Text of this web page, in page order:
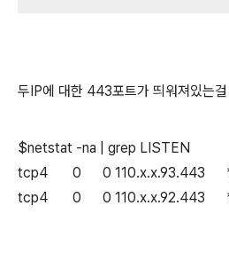
두IP에 대한 443포트가 띄워져있는
$netstat -na | grep LISTEN
tcp4 0 0
tcp4 0 0